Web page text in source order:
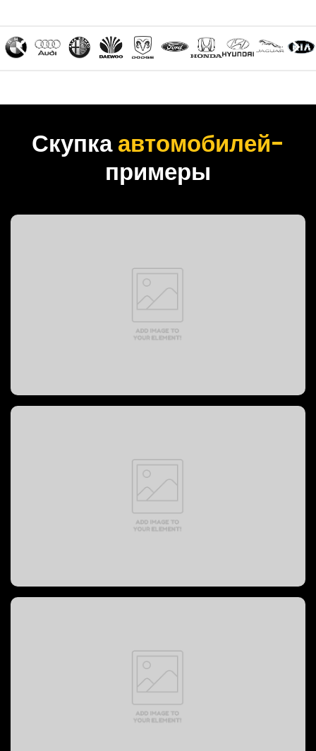
Скупкаавтомобилей-
примеры
PREVOST BUS, 1999 год
PREVOST BUS, 2004 год
PREVOST BUS, 2008 год